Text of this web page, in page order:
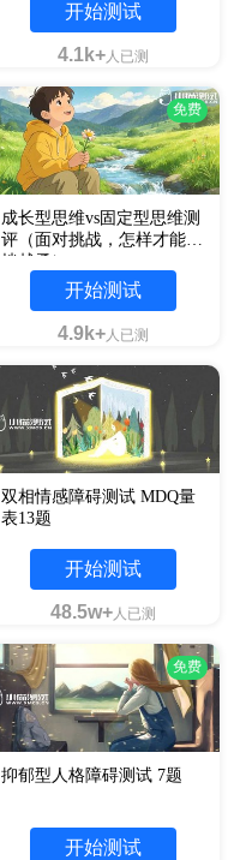
开始测试
4.1k+人已测
免费
成长型思维vs固定型思维测
评（面对挑战，怎样才能越
挫越勇）
开始测试
4.9k+人已测
双相情感障碍测试 MDQ量
表13题
开始测试
48.5w+人已测
免费
抑郁型人格障碍测试 7题
开始测试